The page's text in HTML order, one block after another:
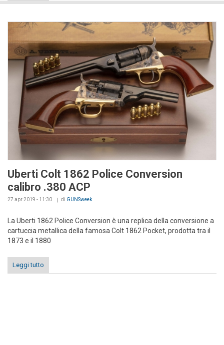
Uberti Colt 1862 Police Conversion
calibro .380 ACP
27 apr 2019 - 11:30 di GUNSweek
La Uberti 1862 Police Conversion è una replica della conversione a
cartuccia metallica della famosa Colt 1862 Pocket, prodotta tra il
1873 e il 1880
Leggi tutto